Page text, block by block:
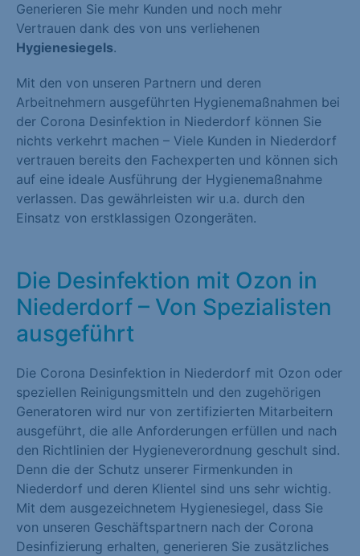
Generieren Sie mehr Kunden und noch mehr
Vertrauen dank des von uns verliehenen
Hygienesiegels.
Mit den von unseren Partnern und deren
Arbeitnehmern ausgeführten Hygienemaßnahmen bei
der Corona Desinfektion in Niederdorf können Sie
nichts verkehrt machen – Viele Kunden in Niederdorf
vertrauen bereits den Fachexperten und können sich
auf eine ideale Ausführung der Hygienemaßnahme
verlassen. Das gewährleisten wir u.a. durch den
Einsatz von erstklassigen Ozongeräten.
Die Desinfektion mit Ozon in
Niederdorf – Von Spezialisten
ausgeführt
Die Corona Desinfektion in Niederdorf mit Ozon oder
speziellen Reinigungsmitteln und den zugehörigen
Generatoren wird nur von zertifizierten Mitarbeitern
ausgeführt, die alle Anforderungen erfüllen und nach
den Richtlinien der Hygieneverordnung geschult sind.
Denn die der Schutz unserer Firmenkunden in
Niederdorf und deren Klientel sind uns sehr wichtig.
Mit dem ausgezeichnetem Hygienesiegel, dass Sie
von unseren Geschäftspartnern nach der Corona
Desinfizierung erhalten, generieren Sie zusätzliches